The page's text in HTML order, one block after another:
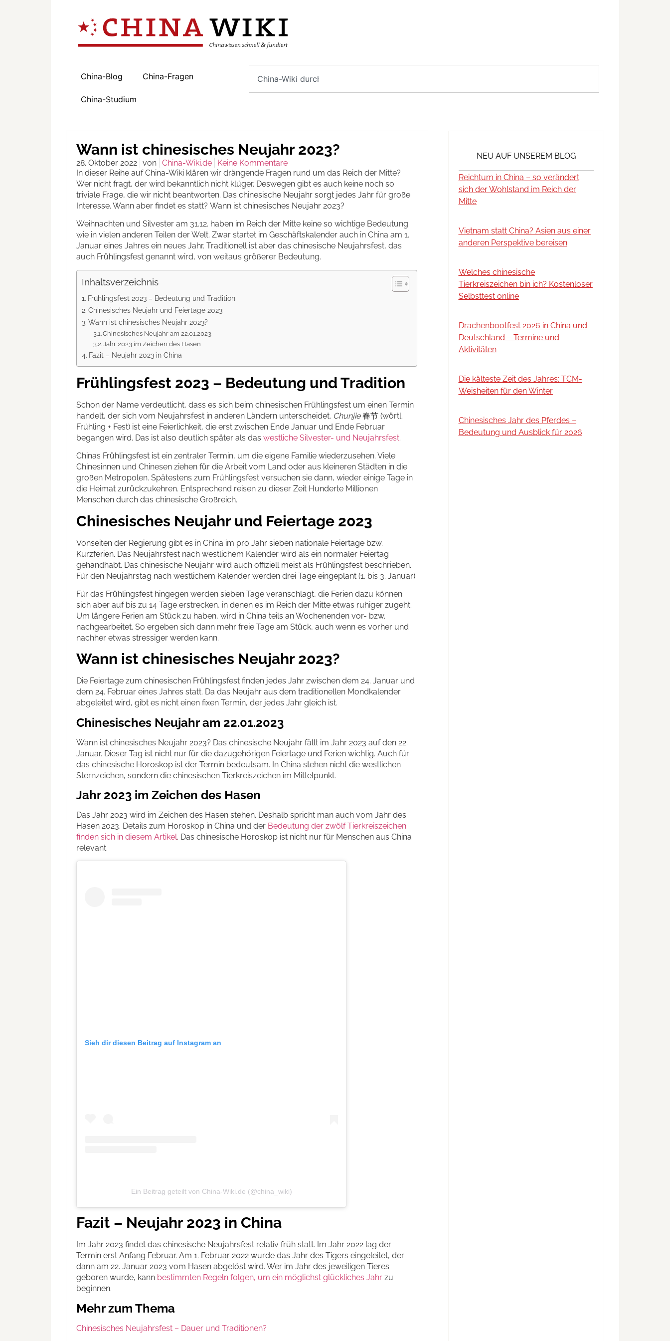
China-Blog China-Fragen
China-Studium
Wann ist chinesisches Neujahr 2023?
28. Oktober 2022 von China-Wiki.de
Keine Kommentare
In dieser Reihe auf China-Wiki klären wir drängende Fragen rund um das Reich der Mitte?
Wer nicht fragt, der wird bekanntlich nicht klüger. Deswegen gibt es auch keine noch so
triviale Frage, die wir nicht beantworten. Das chinesische Neujahr sorgt jedes Jahr für große
Interesse. Wann aber findet es statt? Wann ist chinesisches Neujahr 2023?
Weihnachten und Silvester am 31.12. haben im Reich der Mitte keine so wichtige Bedeutung
wie in vielen anderen Teilen der Welt. Zwar startet im Geschäftskalender auch in China am 1.
Januar eines Jahres ein neues Jahr. Traditionell ist aber das chinesische Neujahrsfest, das
auch Frühlingsfest genannt wird, von weitaus größerer Bedeutung.
Inhaltsverzeichnis
Frühlingsfest 2023 – Bedeutung und Tradition
Chinesisches Neujahr und Feiertage 2023
Wann ist chinesisches Neujahr 2023?
Chinesisches Neujahr am 22.01.2023
Jahr 2023 im Zeichen des Hasen
Fazit – Neujahr 2023 in China
Frühlingsfest 2023 – Bedeutung und Tradition
Schon der Name verdeutlicht, dass es sich beim chinesischen Frühlingsfest um einen Termin
handelt, der sich vom Neujahrsfest in anderen Ländern unterscheidet. Chunjie春节 (wörtl.
Frühling + Fest) ist eine Feierlichkeit, die erst zwischen Ende Januar und Ende Februar
begangen wird. Das ist also deutlich später als das westliche Silvester- und Neujahrsfest.
Chinas Frühlingsfest ist ein zentraler Termin, um die eigene Familie wiederzusehen. Viele
Chinesinnen und Chinesen ziehen für die Arbeit vom Land oder aus kleineren Städten in die
großen Metropolen. Spätestens zum Frühlingsfest versuchen sie dann, wieder einige Tage in
die Heimat zurückzukehren. Entsprechend reisen zu dieser Zeit Hunderte Millionen
Menschen durch das chinesische Großreich.
Chinesisches Neujahr und Feiertage 2023
Vonseiten der Regierung gibt es in China im pro Jahr sieben nationale Feiertage bzw.
Kurzferien. Das Neujahrsfest nach westlichem Kalender wird als ein normaler Feiertag
gehandhabt. Das chinesische Neujahr wird auch offiziell meist als Frühlingsfest beschrieben.
Für den Neujahrstag nach westlichem Kalender werden drei Tage eingeplant (1. bis 3. Januar).
Für das Frühlingsfest hingegen werden sieben Tage veranschlagt, die Ferien dazu können
sich aber auf bis zu 14 Tage erstrecken, in denen es im Reich der Mitte etwas ruhiger zugeht.
Um längere Ferien am Stück zu haben, wird in China teils an Wochenenden vor- bzw.
nachgearbeitet. So ergeben sich dann mehr freie Tage am Stück, auch wenn es vorher und
nachher etwas stressiger werden kann.
Wann ist chinesisches Neujahr 2023?
Die Feiertage zum chinesischen Frühlingsfest finden jedes Jahr zwischen dem 24. Januar und
dem 24. Februar eines Jahres statt. Da das Neujahr aus dem traditionellen Mondkalender
abgeleitet wird, gibt es nicht einen fixen Termin, der jedes Jahr gleich ist.
Chinesisches Neujahr am 22.01.2023
Wann ist chinesisches Neujahr 2023? Das chinesische Neujahr fällt im Jahr 2023 auf den 22.
Januar. Dieser Tag ist nicht nur für die dazugehörigen Feiertage und Ferien wichtig. Auch für
das chinesische Horoskop ist der Termin bedeutsam. In China stehen nicht die westlichen
Sternzeichen, sondern die chinesischen Tierkreiszeichen im Mittelpunkt.
Jahr 2023 im Zeichen des Hasen
Das Jahr 2023 wird im Zeichen des Hasen stehen. Deshalb spricht man auch vom Jahr des
Hasen 2023. Details zum Horoskop in China und der Bedeutung der zwölf Tierkreiszeichen
finden sich in diesem Artikel. Das chinesische Horoskop ist nicht nur für Menschen aus China
relevant.
Sieh dir diesen Beitrag auf Instagram an
Ein Beitrag geteilt von China-Wiki.de (@china_wiki)
Fazit – Neujahr 2023 in China
Im Jahr 2023 findet das chinesische Neujahrsfest relativ früh statt. Im Jahr 2022 lag der
Termin erst Anfang Februar. Am 1. Februar 2022 wurde das Jahr des Tigers eingeleitet, der
dann am 22. Januar 2023 vom Hasen abgelöst wird. Wer im Jahr des jeweiligen Tieres
geboren wurde, kann bestimmten Regeln folgen, um ein möglichst glückliches Jahr zu
beginnen.
Mehr zum Thema
Chinesisches Neujahrsfest – Dauer und Traditionen?
NEU AUF UNSEREM BLOG
Reichtum in China – so verändert
sich der Wohlstand im Reich der
Mitte
Vietnam statt China? Asien aus einer
anderen Perspektive bereisen
Welches chinesische
Tierkreiszeichen bin ich? Kostenloser
Selbsttest online
Drachenbootfest 2026 in China und
Deutschland – Termine und
Aktivitäten
Die kälteste Zeit des Jahres: TCM-
Weisheiten für den Winter
Chinesisches Jahr des Pferdes –
Bedeutung und Ausblick für 2026